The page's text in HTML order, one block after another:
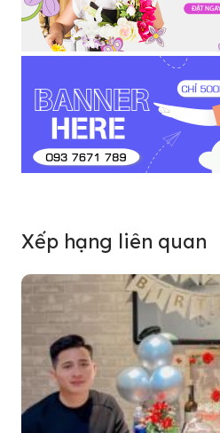
Xếp hạng liên quan